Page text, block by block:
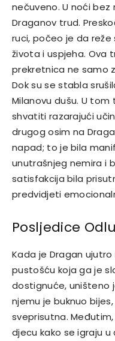
nečuveno.U noći bez
Draganov trud.
ruci, počeo je da
života i uspjeha. Ova
prekretnica ne samo
Dok su se stabla
Milanovu dušu. U
shvatiti razarajući
drugog osim na
napad; to je bila
unutrašnjeg nemira i
satisfakcija bila
predvidjeti
Posljedice
Kada je Dragan
pustošću koja ga je
dostignuće, uništeno
njemu je buknuo
sveprisutna.
djecu kako se igraju